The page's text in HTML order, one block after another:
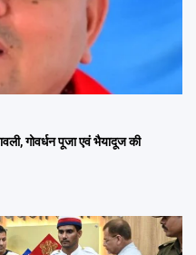
गोवर्धन पूजा एवं भैयादूज की